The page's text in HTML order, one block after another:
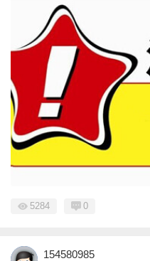
5284 0
154580985